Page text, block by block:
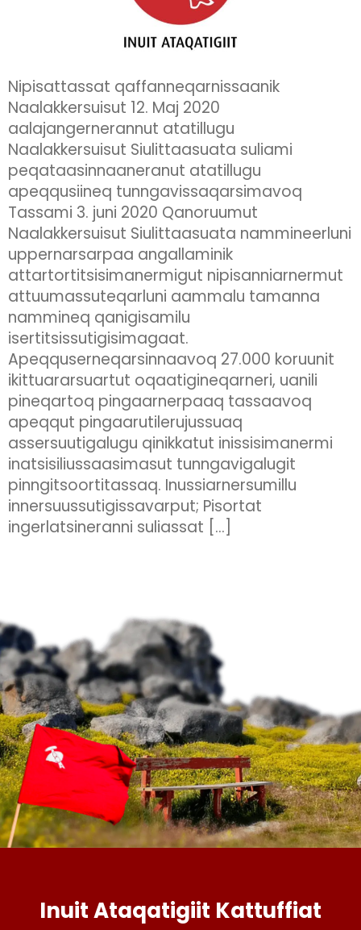
Nipisattassat qaffanneqarnissaanik
Naalakkersuisut 12. Maj 2020
aalajangernerannut atatillugu
Naalakkersuisut Siulittaasuata suliami
peqataasinnaaneranut atatillugu
apeqqusiineq tunngavissaqarsimavoq
Tassami 3. juni 2020 Qanoruumut
Naalakkersuisut Siulittaasuata nammineerluni
uppernarsarpaa angallaminik
attartortitsisimanermigut nipisanniarnermut
attuumassuteqarluni aammalu tamanna
nammineq qanigisamilu
isertitsissutigisimagaat.
Apeqquserneqarsinnaavoq 27.000 koruunit
ikittuararsuartut oqaatigineqarneri, uanili
pineqartoq pingaarnerpaaq tassaavoq
apeqqut pingaarutilerujussuaq
assersuutigalugu qinikkatut inissisimanermi
inatsisiliussaasimasut tunngavigalugit
pinngitsoortitassaq. Inussiarnersumillu
innersuussutigissavarput; Pisortat
ingerlatsineranni suliassat […]
Inuit Ataqatigiit Kattuffiat